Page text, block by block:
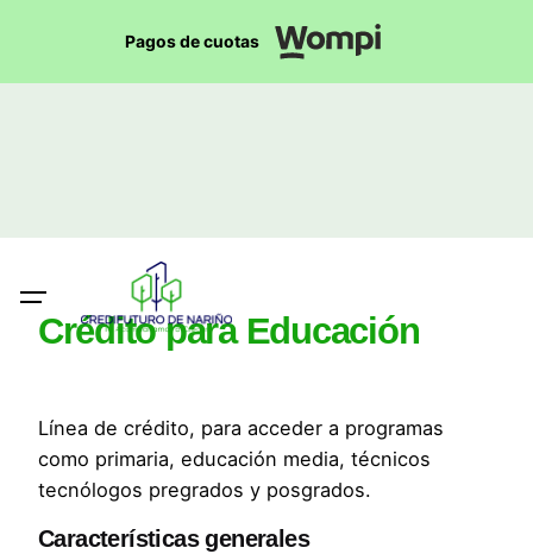
Pagos de cuotas
Crédito para Educación
Línea de crédito, para acceder a programas
como primaria, educación media, técnicos
tecnólogos pregrados y posgrados.
Características generales